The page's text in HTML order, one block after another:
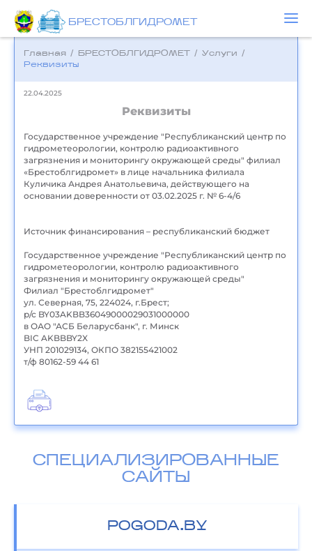
БРЕСТОБЛГИДРОМЕТ
Главная / БРЕСТОБЛГИДРОМЕТ / Услуги /
Реквизиты
22.04.2025
Реквизиты
Государственное учреждение "Республиканский центр по
гидрометеорологии, контролю радиоактивного
загрязнения и мониторингу окружающей среды" филиал
«Брестоблгидромет» в лице начальника филиала
Куличика Андрея Анатольевича, действующего на
основании доверенности от 03.02.2025 г. № 6-4/6
Источник финансирования – республиканский бюджет
Государственное учреждение "Республиканский центр по
гидрометеорологии, контролю радиоактивного
загрязнения и мониторингу окружающей среды"
Филиал "Брестоблгидромет"
ул. Северная, 75, 224024, г.Брест;
р/с BY03AKBB36049000029031000000
в ОАО "АСБ Беларусбанк", г. Минск
BIC AKBBBY2X
УНП 201029134, ОКПО 382155421002
т/ф 80162-59 44 61
СПЕЦИАЛИЗИРОВАННЫЕ
САЙТЫ
POGODA.BY